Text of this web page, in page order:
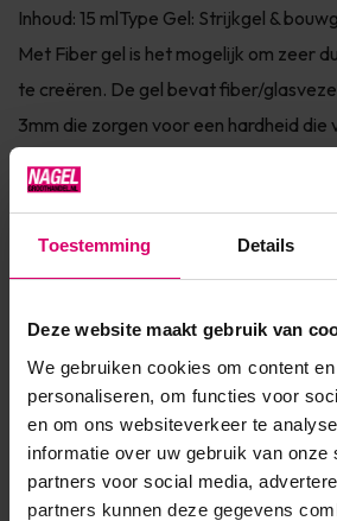
Toestemming Details
Deze website maakt gebruik van
We gebruiken cookies om content
personaliseren, om functies voor
en om ons websiteverkeer te
informatie over uw gebruik van onze
partners voor social media,
partners kunnen deze gegevens
Inhoud: 15 mlType Gel: Strijkgel &
Met Fiber gel is het mogelijk om zeer
te creëren. De gel bevat fiber/
3mm die zorgen voor een hardheid
de hardheid van Acryl. Deze gel is
van probleemnagels en gescheurde
Toon meer
Product specificaties
Artikelnummer 48049
SKU 601853